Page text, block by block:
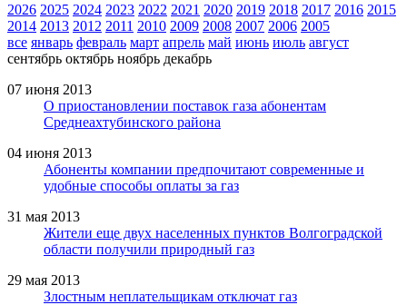
2026 2025 2024 2023 2022 2021 2020 2019 2018 2017 2016 2015
2014 2013 2012 2011 2010 2009 2008 2007 2006 2005
все январь февраль март апрель май июнь июль август
сентябрь октябрь ноябрь декабрь
07 июня 2013
О приостановлении поставок газа абонентам
Среднеахтубинского района
04 июня 2013
Абоненты компании предпочитают современные и
удобные способы оплаты за газ
31 мая 2013
Жители еще двух населенных пунктов Волгоградской
области получили природный газ
29 мая 2013
Злостным неплательщикам отключат газ